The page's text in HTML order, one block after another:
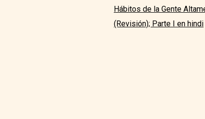
Hábitos de la Gente
(Revisión); Parte I en hindi